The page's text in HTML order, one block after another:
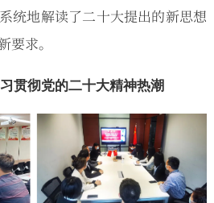
统地解读了二十大提出的新思想
要求。
贯彻党的二十大精神热潮